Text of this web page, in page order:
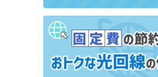
ガス代はこうして節約